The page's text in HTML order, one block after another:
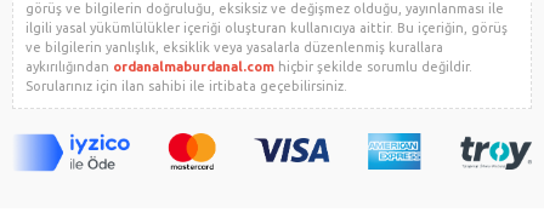
görüş ve bilgilerin doğruluğu, eksiksiz ve değişmez olduğu, yayınlanması ile
ilgili yasal yükümlülükler içeriği oluşturan kullanıcıya aittir. Bu içeriğin, görüş
ve bilgilerin yanlışlık, eksiklik veya yasalarla düzenlenmiş kurallara
aykırılığından ordanalmaburdanal.com hiçbir şekilde sorumlu değildir.
Sorularınız için ilan sahibi ile irtibata geçebilirsiniz.